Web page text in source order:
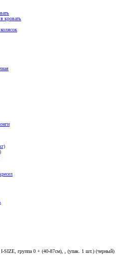
кровать
SIZE, группа 0 + (40-87см), , (упак. 1 шт.) (черный)